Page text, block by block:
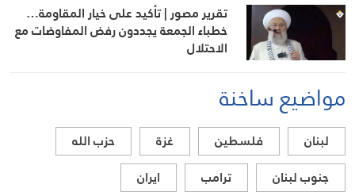
تقرير مصور | تأكيد على خيار المقاومة…
خطباء الجمعة يجددون رفض المفاوضات مع
الاحتلال
مواضيع ساخنة
لبنان فلسطين غزة
حزب الله
جنوب لبنان
ترامب
ايران